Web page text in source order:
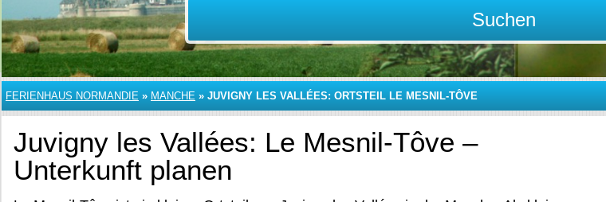
Suchen
FERIENHAUS NORMANDIE » MANCHE » JUVIGNY LES VALLÉES: ORTSTEIL LE MESNIL-TÔVE
Juvigny les Vallées: Le Mesnil-Tôve –
Unterkunft planen